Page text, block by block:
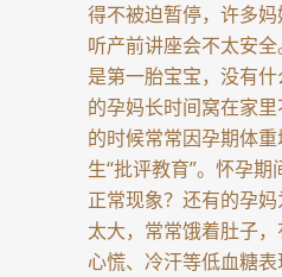
得不被迫暂停，许多
听产前讲座会不太安
是第一胎宝宝，没有
的孕妈长时间窝在家
的时候常常因孕期体
生“批评教育”。怀孕
正常现象？还有的孕
太大，常常饿着肚子，
心慌、冷汗等低血糖